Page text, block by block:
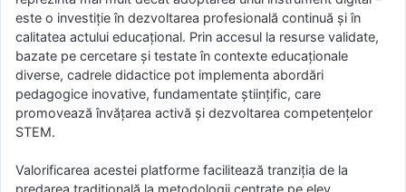
este o investiție în dezvoltarea profesională continuă și în
calitatea actului educațional. Prin accesul la resurse validate,
bazate pe cercetare și testate în contexte educaționale
diverse, cadrele didactice pot implementa abordări
pedagogice inovative, fundamentate științific, care
promovează învățarea activă și dezvoltarea competențelor
STEM.
Valorificarea acestei platforme facilitează tranziția de la